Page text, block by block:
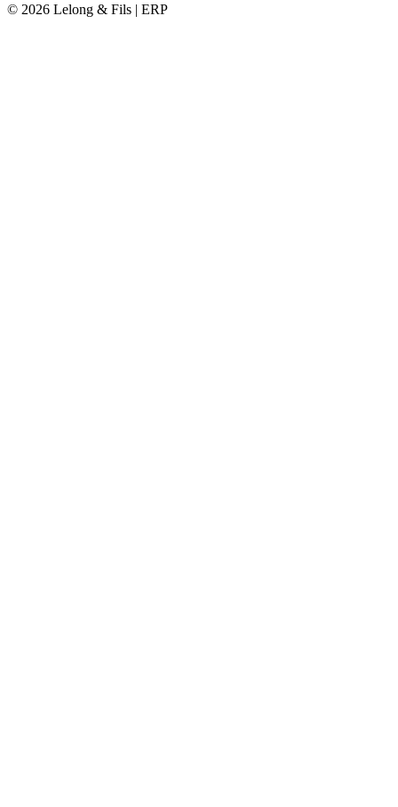
© 2026 Lelong & Fils | ERP